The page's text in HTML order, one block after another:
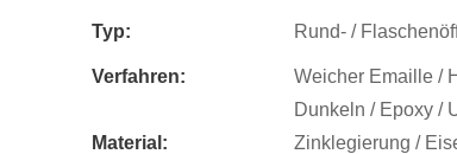
Typ: Rund- /
Verfahren:
Weicher Emaille /
Dunkeln / Epoxy /
Material:
Zinklegierung /